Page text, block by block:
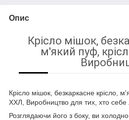
Опис
Крісло мішок,
м'який пуф,
Крісло мішок, безкаркасне крісло,
ХХЛ, Виробництво для тих, хто себе
Розглядаючи його з боку, ви